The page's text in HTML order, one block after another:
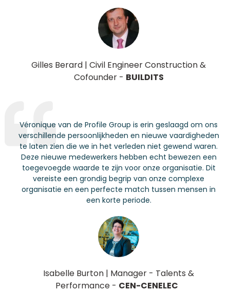
Gilles Berard | Civil Engineer Construction &
Cofounder - BUILDITS
Véronique van de Profile Group is erin geslaagd om ons
verschillende persoonlijkheden en nieuwe vaardigheden
te laten zien die we in het verleden niet gewend waren.
Deze nieuwe medewerkers hebben echt bewezen een
toegevoegde waarde te zijn voor onze organisatie. Dit
vereiste een grondig begrip van onze complexe
organisatie en een perfecte match tussen mensen in
een korte periode.
Isabelle Burton | Manager - Talents &
Performance - CEN-CENELEC